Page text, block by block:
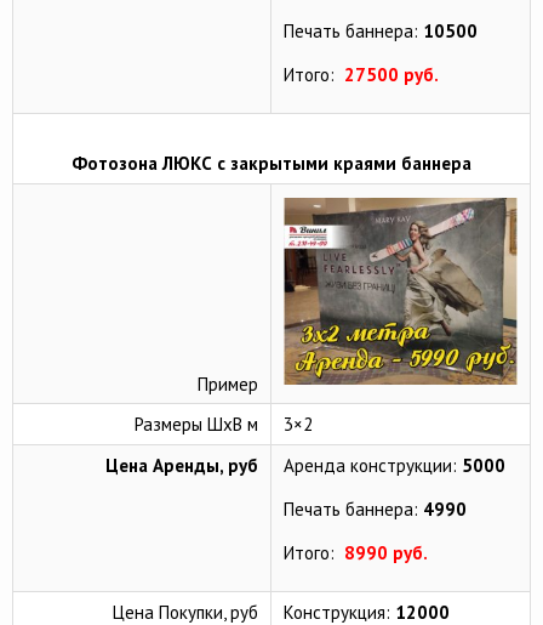
Печать баннера: 10500
Итого: 27500 руб.
Фотозона ЛЮКС с закрытыми краями баннера
Пример
Размеры ШхВ м
3×2
Цена Аренды, руб
Аренда конструкции: 5000
Печать баннера: 4990
Итого: 8990 руб.
Цена Покупки, руб Конструкция: 12000